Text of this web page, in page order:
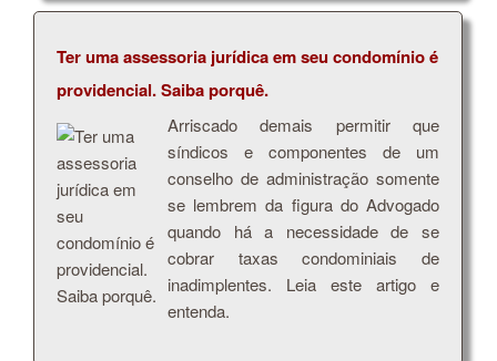
Ter uma assessoria jurídica em seu condomínio é
providencial. Saiba porquê.
Arriscado demais permitir que
síndicos e componentes de um
conselho de administração somente
se lembrem da figura do Advogado
quando há a necessidade de se
cobrar taxas condominiais de
inadimplentes. Leia este artigo e
entenda.